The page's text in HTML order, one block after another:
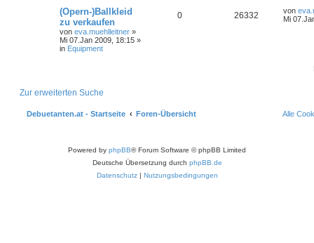
(Opern-)Ballkleid
zu verkaufen
von eva.muehlleitner »
Mi 07.Jan 2009, 18:15 »
in Equipment
0 26332 von
Mi
Zur erweiterten Suche
Debuetanten.at - Startseite Foren-Übersicht Alle
Powered by phpBB® Forum Software © phpBB Limited
Deutsche Übersetzung durch phpBB.de
Datenschutz| Nutzungsbedingungen